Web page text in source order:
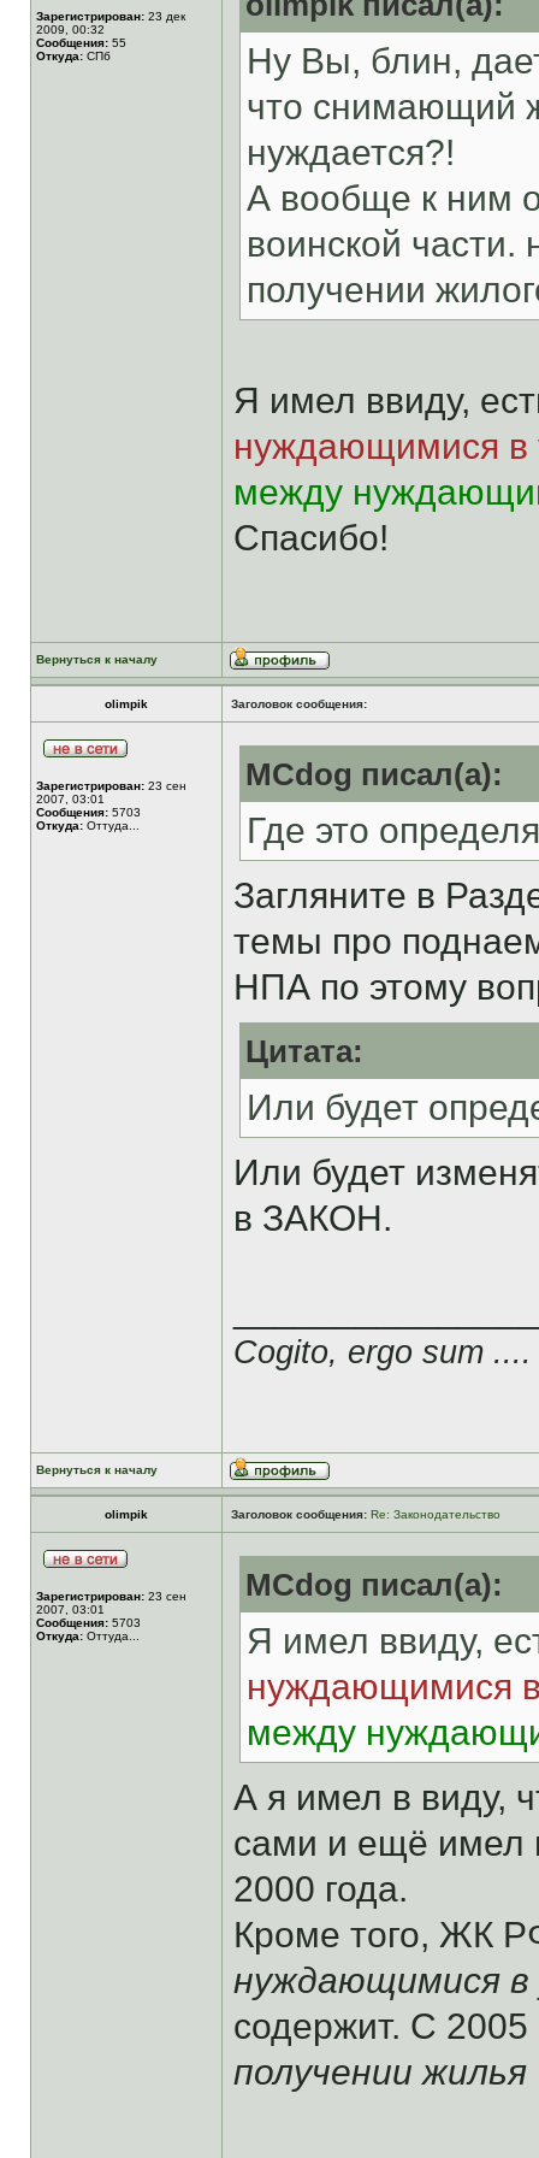
Зарегистрирован: 23 дек
2009, 00:32
Сообщения: 55
Откуда: СПб
Ну Вы, блин,
что снимающий
нуждается?!
А вообще к ним
воинской
получении
Я имел ввиду,
нуждающимися в
между
Спасибо!
Вернуться к началу
olimpik Заголовок сообщения:
Зарегистрирован: 23 сен
2007, 03:01
Сообщения: 5703
Откуда: Оттуда...
MCdog писал(а):
Где это
Загляните в
темы про
НПА по этому
Цитата:
Или будет
Или будет
в ЗАКОН.
Cogito, ergo sum ....
Вернуться к началу
olimpik Заголовок сообщения: Re: Законодательство
Зарегистрирован: 23 сен
2007, 03:01
Сообщения: 5703
Откуда: Оттуда...
MCdog писал(а):
Я имел ввиду,
нуждающимися
между
А я имел в виду,
сами и ещё
2000 года.
Кроме того, ЖК
нуждающимися в
содержит. С 2005
получении жилья